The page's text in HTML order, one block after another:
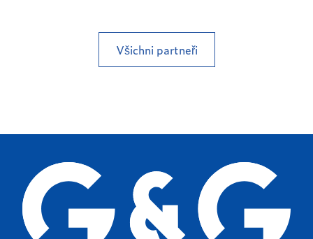
Všichni partneři